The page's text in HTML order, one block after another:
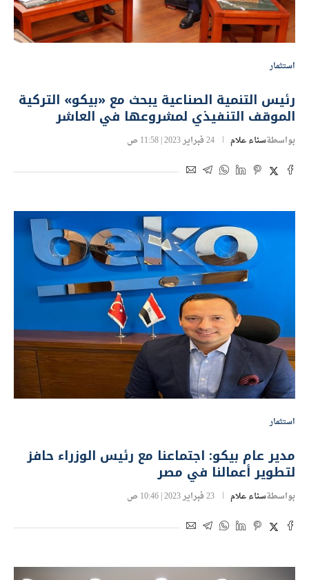
استثمار
رئيس التنمية الصناعية يبحث مع «بيكو» التركية
الموقف التنفيذي لمشروعها في العاشر
بواسطةسناء علام 24 فبراير 2023 | 11:58 ص
استثمار
مدير عام بيكو: اجتماعنا مع رئيس الوزراء حافز
لتطوير أعمالنا في مصر
بواسطةسناء علام 23 فبراير 2023 | 10:46 ص